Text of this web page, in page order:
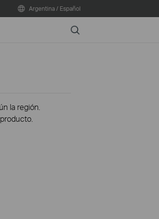
Argentina / Español
Search
la región.